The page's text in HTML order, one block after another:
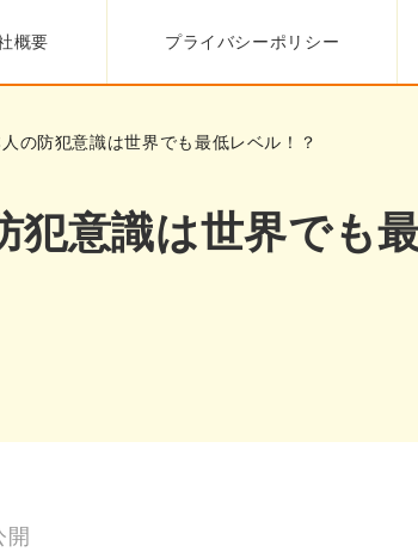
概要 プライバシーポリシー
人の防犯意識は世界でも最低レベル！？
犯意識は世界でも